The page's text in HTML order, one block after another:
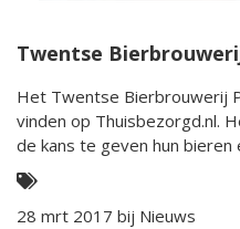
Twentse
Het Twentse Bierbrouwerij
vinden op Thuisbezorgd.nl. Het doel is een breder publiek
de kans te geven hun
28 mrt 2017 bij Nieuws